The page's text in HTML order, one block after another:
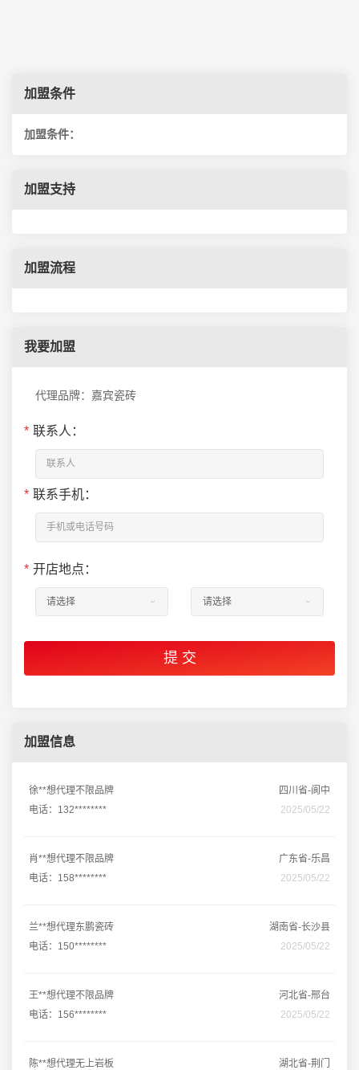
加盟条件
加盟条件：
加盟支持
加盟流程
我要加盟
代理品牌：嘉宾瓷砖
* 联系人：
* 联系手机：
* 开店地点：
加盟信息
徐**想代理不限品牌
四川省-阆中
电话：132********
2025/05/22
肖**想代理不限品牌
广东省-乐昌
电话：158********
2025/05/22
兰**想代理东鹏瓷砖
湖南省-长沙县
电话：150********
2025/05/22
王**想代理不限品牌
河北省-邢台
电话：156********
2025/05/22
陈**想代理无上岩板
湖北省-荆门